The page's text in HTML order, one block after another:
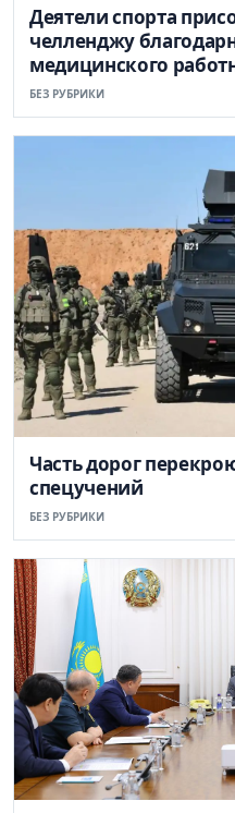
Деятели спорта
челленджу
медицинского
БЕЗ РУБРИКИ
Часть дорог
спецучений
БЕЗ РУБРИКИ